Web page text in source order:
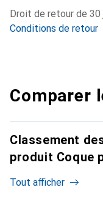
Droit de retour de 30
Conditions de retour
Comparer
Classement
produit Coque
Tout afficher